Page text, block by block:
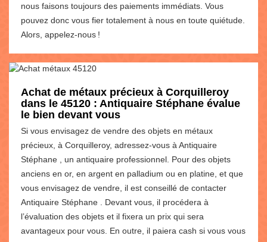
nous faisons toujours des paiements immédiats. Vous
pouvez donc vous fier totalement à nous en toute quiétude.
Alors, appelez-nous !
Achat de métaux précieux à Corquilleroy
dans le 45120 : Antiquaire Stéphane évalue
le bien devant vous
Si vous envisagez de vendre des objets en métaux
précieux, à Corquilleroy, adressez-vous à Antiquaire
Stéphane , un antiquaire professionnel. Pour des objets
anciens en or, en argent en palladium ou en platine, et que
vous envisagez de vendre, il est conseillé de contacter
Antiquaire Stéphane . Devant vous, il procédera à
l’évaluation des objets et il fixera un prix qui sera
avantageux pour vous. En outre, il paiera cash si vous vous